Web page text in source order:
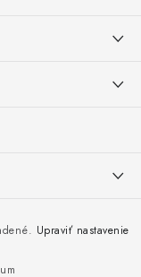
Upraviť nastavenie